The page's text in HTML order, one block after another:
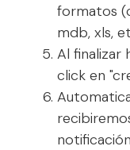
formatos
mdb, xls,
Al finalizar
click en